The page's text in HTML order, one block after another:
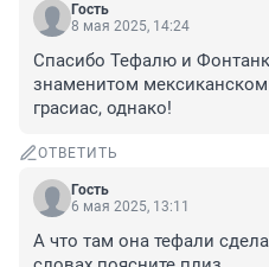
Гость
8 мая 2025, 14:24
Спасибо Тефалю и
знаменитом
грасиас, однако!
ОТВЕТИТЬ
Гость
6 мая 2025, 13:11
А что там она тефали